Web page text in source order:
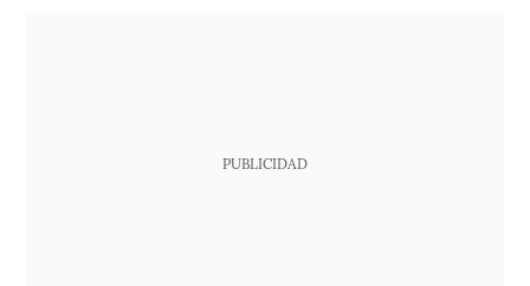
PUBLICIDAD